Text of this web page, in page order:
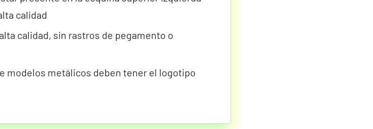
calidad
calidad, sin rastros de pegamento o
modelos metálicos deben tener el logotipo